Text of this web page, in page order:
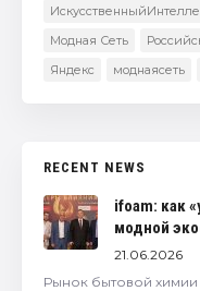
Модная Сеть
Яндекс
моднаясеть
RECENT NEWS
ifoam: как
модной
21.06.2026
Рынок бытовой